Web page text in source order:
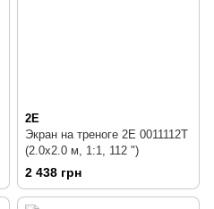
2E
Экран на треноге 2E 0011112T
(2.0x2.0 м, 1:1, 112 ")
2 438 грн